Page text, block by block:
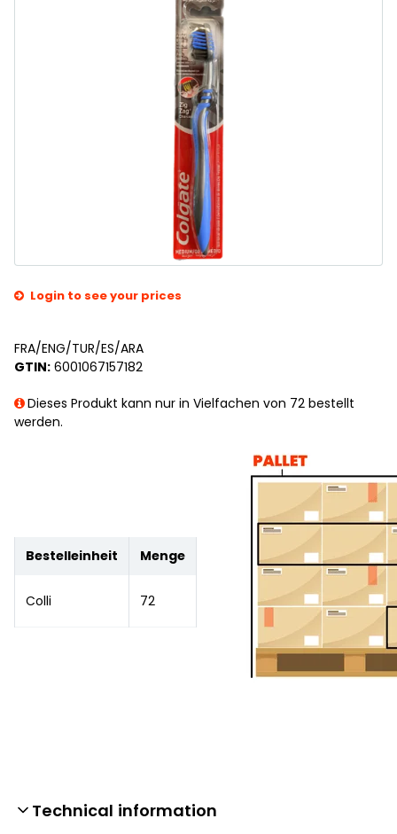
Login to see your prices
FRA/ENG/TUR/ES/ARA
GTIN: 6001067157182
Dieses Produkt kann nur in Vielfachen von 72 bestellt
werden.
Bestelleinheit Menge
Colli 72
Technical information